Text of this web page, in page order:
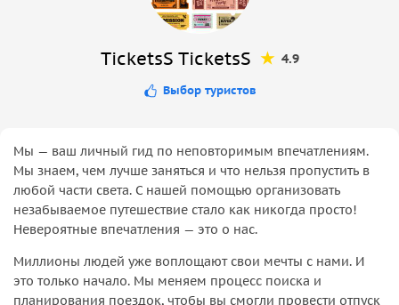
TicketsS TicketsS 4.9
Выбор туристов
Мы — ваш личный гид по неповторимым впечатлениям.
Мы знаем, чем лучше заняться и что нельзя пропустить в
любой части света. С нашей помощью организовать
незабываемое путешествие стало как никогда просто!
Невероятные впечатления — это о нас.
Миллионы людей уже воплощают свои мечты с нами. И
это только начало. Мы меняем процесс поиска и
планирования поездок, чтобы вы смогли провести отпуск